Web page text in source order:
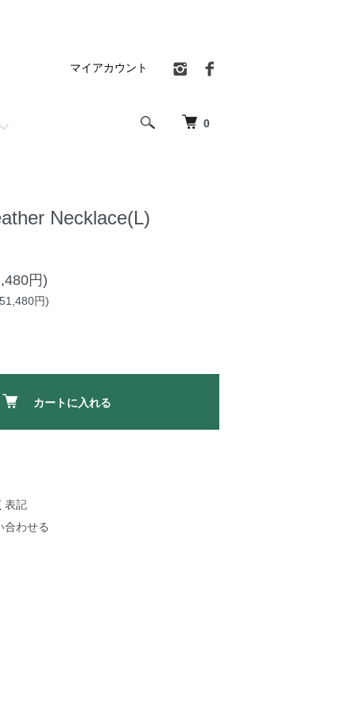
0
マイアカウント
Necklace(L)
円)
円)
カートに入れる
表記
合わせる